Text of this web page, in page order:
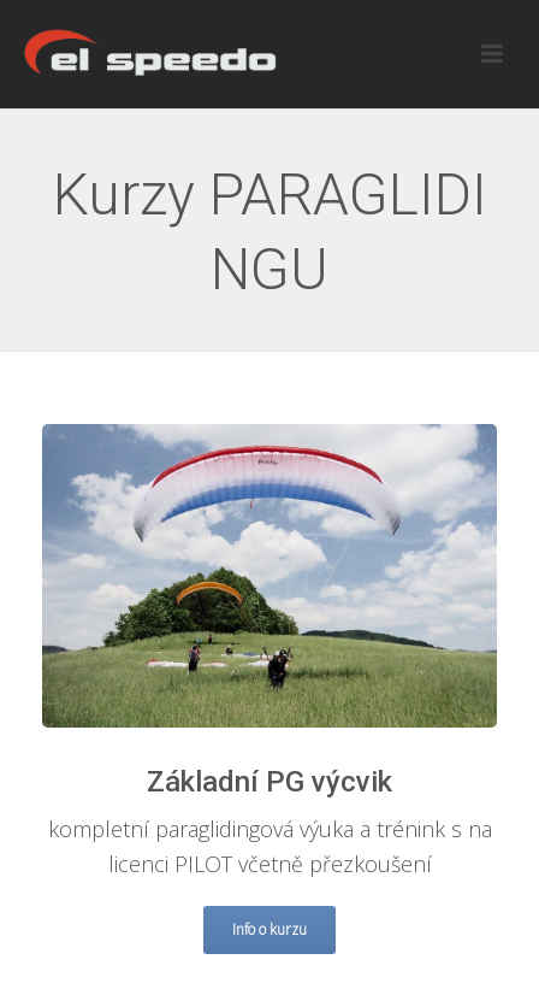
Kurzy PARAGLIDI
NGU
Základní PG výcvik
kompletní paraglidingová výuka a trénink s na
licenci PILOT včetně přezkoušení
Info o kurzu